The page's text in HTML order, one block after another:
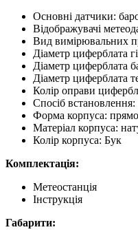
Основні датчики:
Відображувачі
Вид вимірювальних
Діаметр циферблата
Діаметр циферблата
Діаметр циферблата
Колір оправи
Спосіб встановлення:
Форма корпуса:
Матеріал корпуса:
Колір корпуса: Бук
Комплектація:
Метеостанція
Інструкція
Габарити: